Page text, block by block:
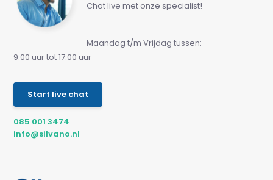
Chat live met onze specialist!
Maandag t/m Vrijdag tussen:
9:00 uur tot 17:00 uur
Start live chat
085 001 3474
info@silvano.nl